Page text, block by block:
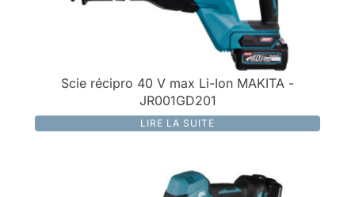
Scie récipro 40 V max Li-Ion MAKITA -
JR001GD201
LIRE LA SUITE